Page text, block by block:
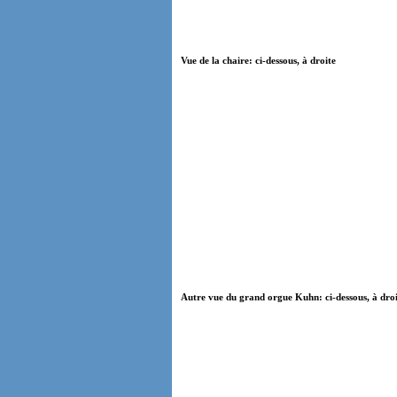
Vue de la chaire: ci-dessous, à droite
Autre vue du grand orgue Kuhn: ci-dessous, à